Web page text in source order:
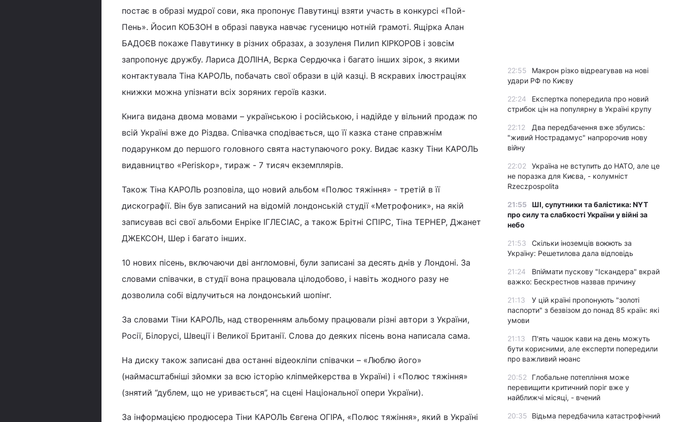
постає в образі мудрої сови, яка пропонує Павутинці взяти участь в конкурсі «Пой-
Пень». Йосип КОБЗОН в образі павука навчає гусеницю нотній грамоті. Ящірка Алан
БАДОЄВ покаже Павутинку в різних образах, а зозуленя Пилип КІРКОРОВ і зовсім
запропонує дружбу. Лариса ДОЛІНА, Вєрка Сердючка і багато інших зірок, з якими
контактувала Тіна КАРОЛЬ, побачать свої образи в цій казці. В яскравих ілюстраціях
книжки можна упізнати всіх зоряних героїв казки.
Книга видана двома мовами – українською і російською, і надійде у вільний продаж по
всій Україні вже до Різдва. Співачка сподівається, що її казка стане справжнім
подарунком до першого головного свята наступаючого року. Видає казку Тіни КАРОЛЬ
видавництво «Periskop», тираж - 7 тисяч екземплярів.
Також Тіна КАРОЛЬ розповіла, що новий альбом «Полюс тяжіння» - третій в її
дискографії. Він був записаний на відомій лондонській студії «Метрофоник», на якій
записував всі свої альбоми Енріке ІГЛЕСІАС, а також Брітні СПІРС, Тіна ТЕРНЕР, Джанет
ДЖЕКСОН, Шер і багато інших.
10 нових пісень, включаючи дві англомовні, були записані за десять днів у Лондоні. За
словами співачки, в студії вона працювала цілодобово, і навіть жодного разу не
дозволила собі відлучиться на лондонський шопінг.
За словами Тіни КАРОЛЬ, над створенням альбому працювали різні автори з України,
Росії, Білорусі, Швеції і Великої Британії. Слова до деяких пісень вона написала сама.
На диску також записані два останні відеокліпи співачки – «Люблю його»
(наймасштабніші зйомки за всю історію кліпмейкерства в Україні) і «Полюс тяжіння»
(знятий “дублем, що не уривається”, на сцені Національної опери України).
За інформацією продюсера Тіни КАРОЛЬ Євгена ОГІРА, «Полюс тяжіння», який в Україні
22:55
Макрон різко відреагував на нові
удари РФ по Києву
22:24
Експертка попередила про новий
стрибок цін на популярну в Україні крупу
22:12
Два передбачення вже збулись:
"живий Нострадамус" напророчив нову
війну
22:02
Україна не вступить до НАТО, але це
не поразка для Києва, - колумніст
Rzeczpospolita
21:55
ШІ, супутники та балістика: NYT
про силу та слабкості України у війні за
небо
21:53
Скільки іноземців воюють за
Україну: Решетилова дала відповідь
21:24
Впіймати пускову "Іскандера" вкрай
важко: Бескрестнов назвав причину
21:13
У цій країні пропонують "золоті
паспорти" з безвізом до понад 85 країн: які
умови
21:13
П'ять чашок кави на день можуть
бути корисними, але експерти попередили
про важливий нюанс
20:52
Глобальне потепління може
перевищити критичний поріг вже у
найближчі місяці, - вчений
20:35
Відьма передбачила катастрофічний